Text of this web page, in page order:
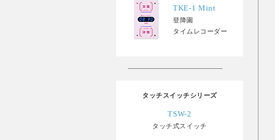
TKE-1 Mint
登降園
タイムレコーダー
タッチスイッチシリーズ
TSW-2
タッチ式スイッチ